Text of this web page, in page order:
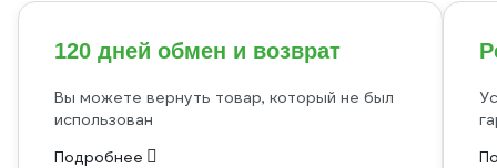
120 дней обмен и возврат
Вы можете вернуть товар, который не был
использован
Подробнее